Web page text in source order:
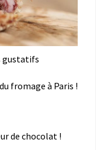
gustatifs
fromage à Paris !
de chocolat !